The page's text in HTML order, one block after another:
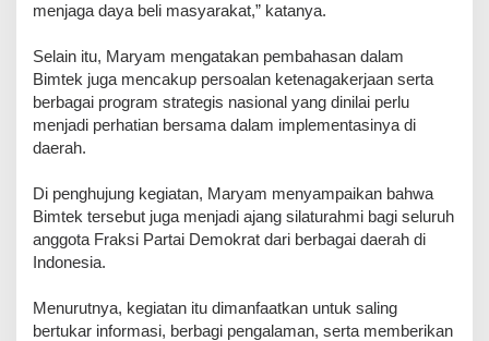
menjaga daya beli masyarakat,” katanya.
‎Selain itu, Maryam mengatakan pembahasan dalam
Bimtek juga mencakup persoalan ketenagakerjaan serta
berbagai program strategis nasional yang dinilai perlu
menjadi perhatian bersama dalam implementasinya di
daerah.
‎Di penghujung kegiatan, Maryam menyampaikan bahwa
Bimtek tersebut juga menjadi ajang silaturahmi bagi seluruh
anggota Fraksi Partai Demokrat dari berbagai daerah di
Indonesia.
‎Menurutnya, kegiatan itu dimanfaatkan untuk saling
bertukar informasi, berbagi pengalaman, serta memberikan